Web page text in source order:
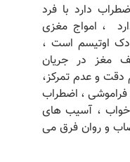
دارد با فرد
، امواج مغزی
اوتیسم است ،
مغز در جریان
و عدم تمرکز،
، اضطراب
، آسیب های
و روان فرق می